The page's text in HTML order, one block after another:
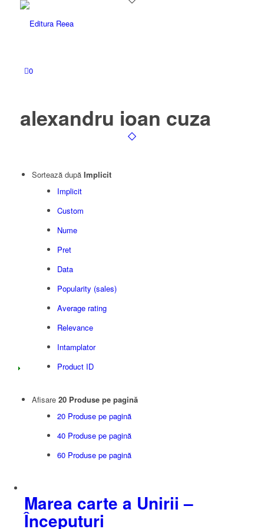
0
alexandru ioan cuza
Sortează după Implicit
Implicit
Custom
Nume
Pret
Data
Popularity (sales)
Average rating
Relevance
Intamplator
Product ID
Afisare 20 Produse pe pagină
20 Produse pe pagină
40 Produse pe pagină
60 Produse pe pagină
Marea carte a Unirii –
Începuturi